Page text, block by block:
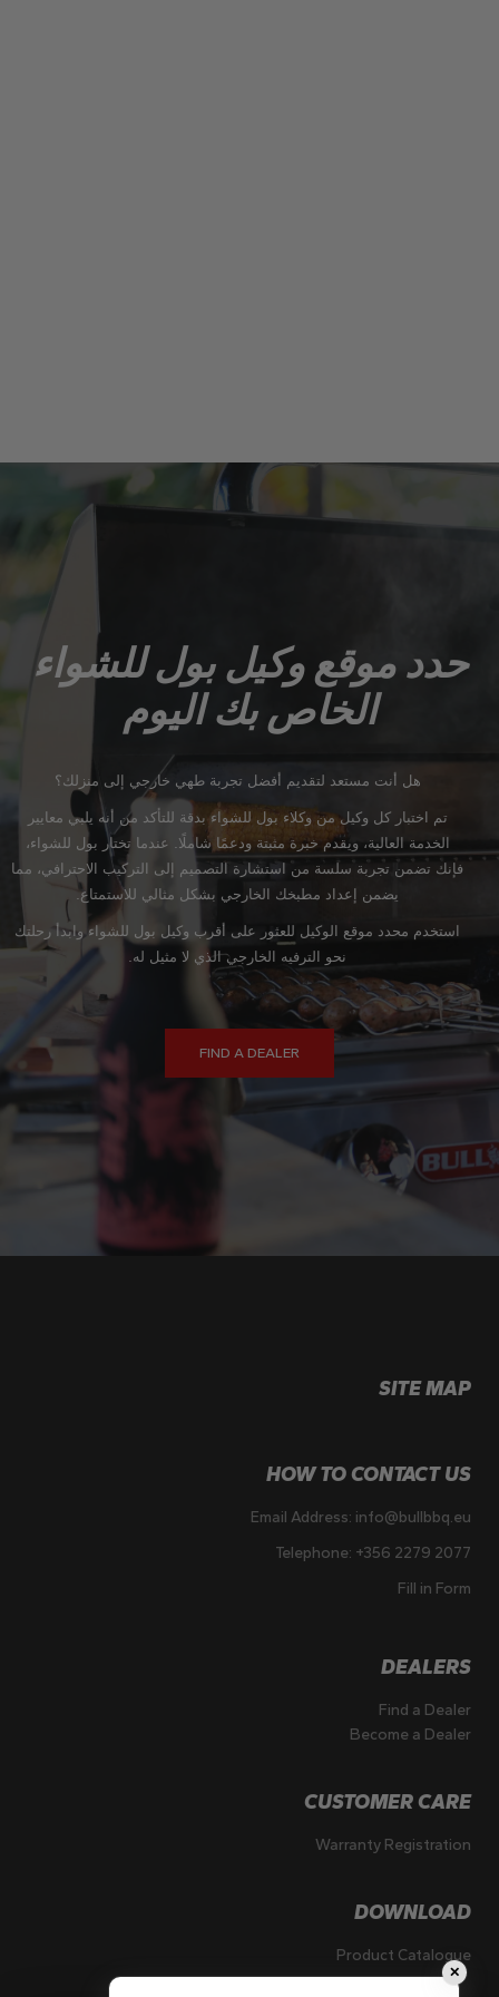
حدد موقع وكيل بول للشواء
الخاص بك اليوم
هل أنت مستعد لتقديم أفضل تجربة طهي خارجي إلى منزلك؟
تم اختبار كل وكيل من وكلاء بول للشواء بدقة للتأكد من أنه يلبي معايير
الخدمة العالية، ويقدم خبرة مثبتة ودعمًا شاملًا
عندما تختار بول للشواء،
فإنك تضمن تجربة سلسة من استشارة التصميم إلى التركيب الاحترافي، مما
يضمن إعداد مطبخك الخارجي بشكل مثالي للاستمتاع.
استخدم محدد موقع الوكيل للعثور على أقرب وكيل بول للشواء وابدأ رحلتك
نحو الترفيه الخارجي الذي لا مثيل له
FIND A DEALER
SITE MAP
HOW TO CONTACT US
Email Address: info@bullbbq.eu
Telephone: +356 2279 2077
Fill in Form
DEALERS
Find a Dealer
Become a Dealer
CUSTOMER CARE
Warranty Registration
DOWNLOAD
Product Catalogue
✕